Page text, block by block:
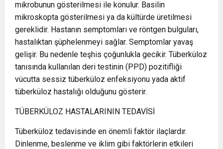
mikrobunun gösterilmesi ile konulur. Basilin
mikroskopta gösterilmesi ya da kültürde üretilmesi
gereklidir. Hastanın semptomları ve röntgen bulguları,
hastalıktan şüphelenmeyi sağlar. Semptomlar yavaş
gelişir. Bu nedenle teşhis çoğunlukla gecikir. Tüberküloz
tanısında kullanılan deri testinin (PPD) pozitifliği
vücutta sessiz tüberküloz enfeksiyonu yada aktif
tüberküloz hastalığı olduğunu gösterir.
TÜBERKÜLOZ HASTALARININ TEDAVİSİ
Tüberküloz tedavisinde en önemli faktör ilaçlardır.
Dinlenme, beslenme ve iklim gibi faktörlerin etkileri